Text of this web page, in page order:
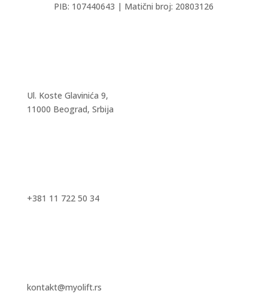
PIB: 107440643 | Matični broj: 20803126
Ul. Koste Glavinića 9,
11000 Beograd, Srbija
+381 11 722 50 34
kontakt@myolift.rs